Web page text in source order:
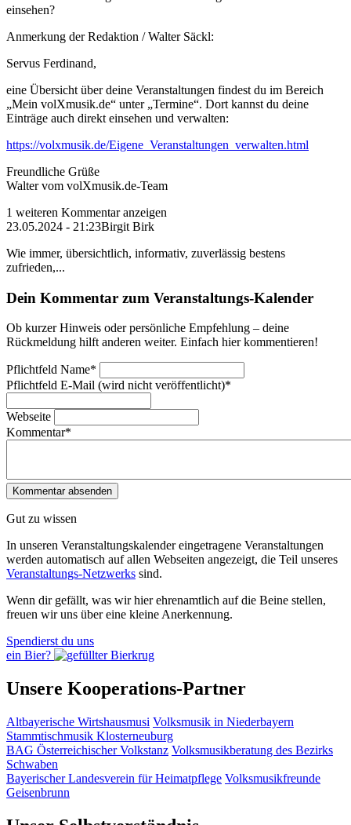
einsehen?
Anmerkung der Redaktion /Walter Säckl:
Servus Ferdinand,
eine Übersicht über deine Veranstaltungen findest du im Bereich
„Mein volXmusik.de“ unter „Termine“. Dort kannst du deine
Einträge auch direkt einsehen und verwalten:
https://volxmusik.de/Eigene_Veranstaltungen_verwalten.html
Freundliche Grüße
Walter vom volXmusik.de-Team
1 weiteren Kommentar anzeigen
23.05.2024 - 21:23Birgit Birk
Wie immer, übersichtlich, informativ, zuverlässig bestens
zufrieden,...
Dein Kommentar zum Veranstaltungs-Kalender
Ob kurzer Hinweis oder persönliche Empfehlung – deine
Rückmeldung hilft anderen weiter. Einfach hier kommentieren!
Pflichtfeld Name*
Pflichtfeld E-Mail (wird nicht veröffentlicht)*
Webseite
Kommentar*
Gut zu wissen
In unseren Veranstaltungskalender eingetragene Veranstaltungen
werden automatisch auf allen Webseiten angezeigt, die Teil unseres
Veranstaltungs-Netzwerks sind.
Wenn dir gefällt, was wir hier ehrenamtlich auf die Beine stellen,
freuen wir uns über eine kleine Anerkennung.
Spendierst du uns
ein Bier?
Unsere Kooperations-Partner
Altbayerische Wirtshausmusi Volksmusik in Niederbayern
Stammtischmusik Klosterneuburg
BAG Österreichischer Volkstanz Volksmusikberatung des Bezirks
Schwaben
Bayerischer Landesverein für Heimatpflege Volksmusikfreunde
Geisenbrunn